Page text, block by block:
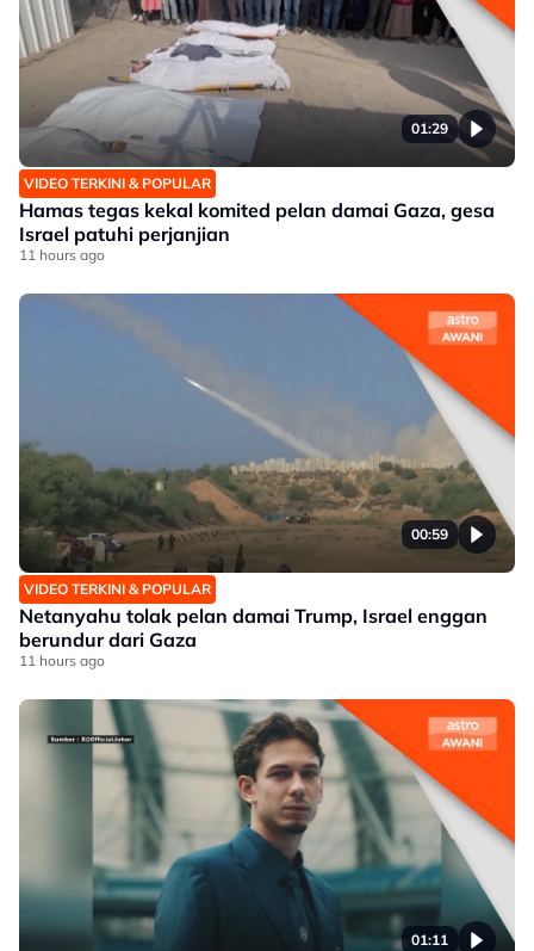
01:29
VIDEO TERKINI & POPULAR
Hamas tegas kekal komited pelan damai Gaza, gesa
Israel patuhi perjanjian
11 hours ago
00:59
VIDEO TERKINI & POPULAR
Netanyahu tolak pelan damai Trump, Israel enggan
berundur dari Gaza
11 hours ago
01:11